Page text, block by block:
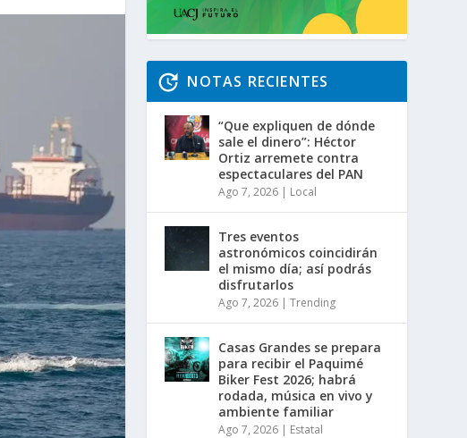
NOTAS RECIENTES
“Que expliquen de dónde
sale el dinero”: Héctor
Ortiz arremete contra
espectaculares del PAN
Ago 7, 2026 | Local
Tres eventos
astronómicos coincidirán
el mismo día; así podrás
disfrutarlos
Ago 7, 2026 |Trending
Casas Grandes se prepara
para recibir el Paquimé
Biker Fest 2026; habrá
rodada, música en vivo y
ambiente familiar
Ago 7, 2026 | Estatal